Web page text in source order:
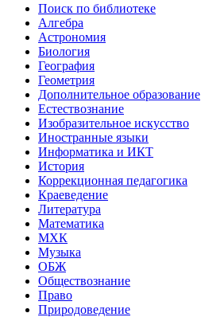
Поиск по библиотеке
Алгебра
Астрономия
Биология
География
Геометрия
Дополнительное образование
Естествознание
Изобразительное искусство
Иностранные языки
Информатика и ИКТ
История
Коррекционная педагогика
Краеведение
Литература
Математика
МХК
Музыка
ОБЖ
Обществознание
Право
Природоведение